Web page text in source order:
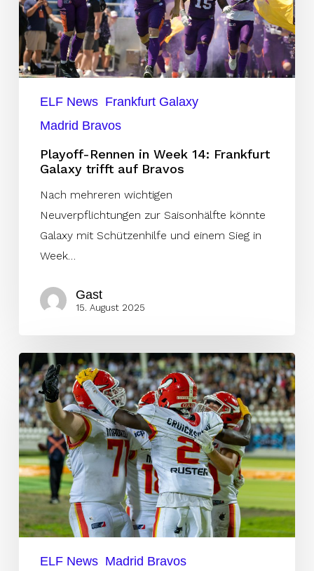
Frankfurt
Galaxy
trifft
auf
ELF News Frankfurt Galaxy
Madrid Bravos
Playoff-Rennen in Week 14: Frankfurt
Galaxy trifft auf Bravos
Nach mehreren wichtigen
Neuverpflichtungen zur Saisonhälfte könnte
Galaxy mit Schützenhilfe und einem Sieg in
Week…
Gast
15. August 2025
Madrid
Bravos
schielen
letzten
zwei
Spielen
auf
den
Playoff-
ELF News Madrid Bravos